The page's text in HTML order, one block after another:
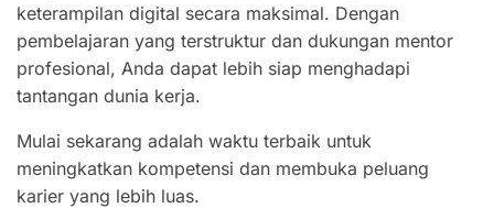
keterampilan digital secara maksimal. Dengan
pembelajaran yang terstruktur dan dukungan mentor
profesional, Anda dapat lebih siap menghadapi
tantangan dunia kerja.
Mulai sekarang adalah waktu terbaik untuk
meningkatkan kompetensi dan membuka peluang
karier yang lebih luas.